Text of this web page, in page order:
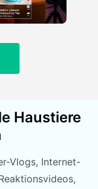
Haustiere
Vlogs, Internet-